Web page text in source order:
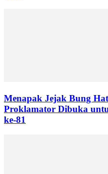
Menapak Jejak Bung
Proklamator Dibuka
ke-81